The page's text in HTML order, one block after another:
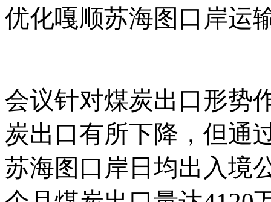
优化嘎顺苏海图口岸运
会议针对煤炭出口形势
炭出口有所下降，但通
苏海图口岸日均出入境